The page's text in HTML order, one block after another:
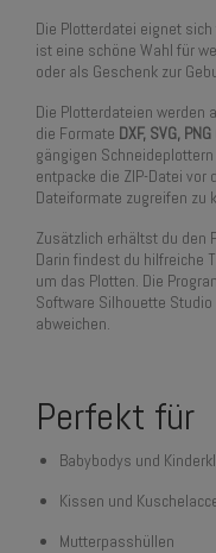
Die Plotterdatei eignet
ist eine schöne Wahl für
oder als Geschenk zur
Die Plotterdateien werden
die Formate DXF, SVG,
gängigen
entpacke die ZIP-Datei vor
Dateiformate zugreifen zu
Zusätzlich erhältst du den
Darin findest du hilfreiche
um das Plotten. Die
Software Silhouette
abweichen.
Perfekt für
Babybodys und
Kissen und
Mutterpasshüllen